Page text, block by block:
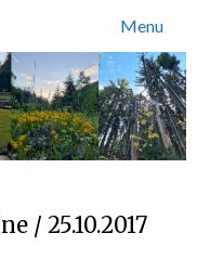
Menu
/ 25.10.2017